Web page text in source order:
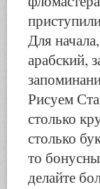
Для
арабский,
Рисуем
столько
столько
то
делайте